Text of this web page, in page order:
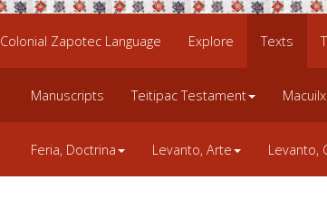
Colonial Zapotec Language Explore Texts
Manuscripts Teitipac Testament
Feria, Doctrina Levanto, Arte Levanto,